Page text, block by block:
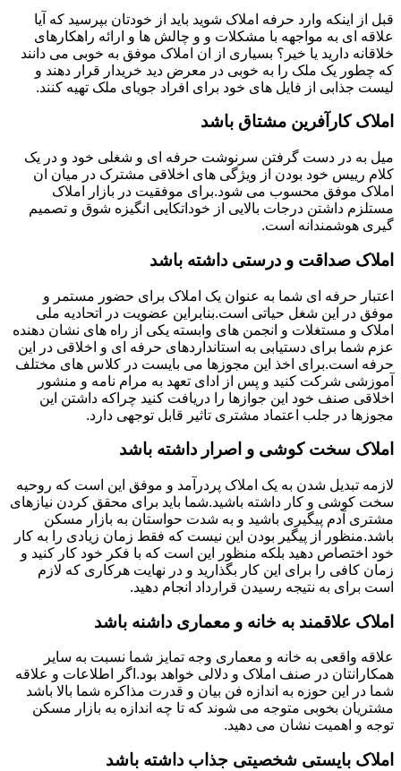
قبل از اینکه وارد حرفه املاک شوید باید از خودتان بپرسید که آیا
علاقه ای به مواجهه با مشکلات و و چالش ها و ارائه راهکارهای
خلاقانه دارید یا خیر؟ بسیاری از ان املاک موفق به خوبی می دانند
که چطور یک ملک را به خوبی در معرض دید خریدار قرار دهند و
لیست جذابی از فایل های خود برای افراد جویای ملک تهیه کنند.
املاک کارآفرین مشتاق باشد
میل به در دست گرفتن سرنوشت حرفه ای و شغلی خود و در یک
کلام رییس خود بودن از ویژگی های اخلاقی مشترک در میان ان
املاک موفق محسوب می شود.برای موفقیت در بازار املاک
مستلزم داشتن درجات بالایی از خوداتکایی انگیزه شوق و تصمیم
گیری هوشمندانه است.
املاک صداقت و درستی داشته باشد
اعتبار حرفه ای شما به عنوان یک املاک برای حضور مستمر و
موفق در این شغل حیاتی است.بنابراین عضویت در اتحادیه ملی
املاک و مستغلات و انجمن های وابسته یکی از راه های نشان دهنده
عزم شما برای دستیابی به استانداردهای حرفه ای و اخلاقی در این
حرفه است.برای اخذ این مجوزها می بایست در کلاس های مختلف
آموزشی شرکت کنید و پس از ادای تعهد به مرام نامه و منشور
اخلاقی صنف خود این جوازها را دریافت کنید چراکه داشتن این
مجوزها در جلب اعتماد مشتری تاثیر قابل توجهی دارد.
املاک سخت کوشی و اصرار داشته باشد
لازمه تبدیل شدن به یک املاک پردرآمد و موفق این است که روحیه
سخت کوشی و کار داشته باشید.شما باید برای محقق کردن نیازهای
مشتری آدم پیگیری باشید و به شدت حواستان به بازار مسکن
باشد.منظور از پیگیر بودن این نیست که فقط زمان زیادی را به کار
خود اختصاص دهید بلکه منظور این است که با فکر خود کار کنید و
زمان کافی را برای این کار بگذارید و در نهایت هرکاری که لازم
است برای به نتیجه رسیدن قرارداد انجام دهید.
املاک علاقمند به خانه و معماری داشنه باشد
علاقه واقعی به خانه و معماری وجه تمایز شما نسبت به سایر
همکارانتان در صنف املاک و دلالی خواهد بود.اگر اطلاعات و علاقه
شما در این حوزه به اندازه فن بیان و قدرت مذاکره شما بالا باشد
مشتریان بخوبی متوجه می شوند که تا چه اندازه به بازار مسکن
توجه و اهمیت نشان می دهید.
املاک بایستی شخصیتی جذاب داشته باشد